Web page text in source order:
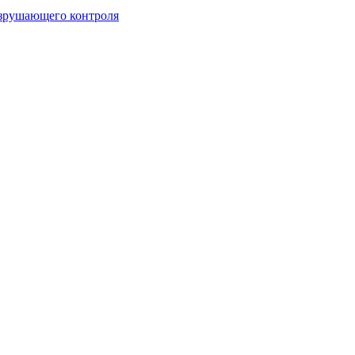
контроля